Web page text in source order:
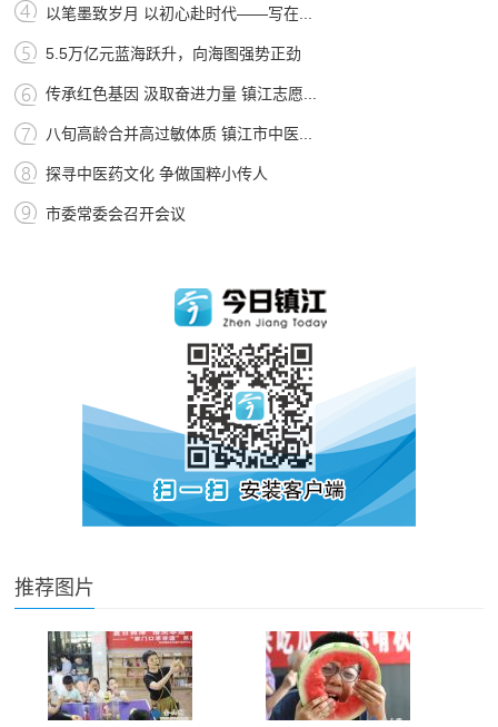
以笔墨致岁月 以初心赴时代——写在...
5.5万亿元蓝海跃升，向海图强势正劲
传承红色基因 汲取奋进力量 镇江志愿...
八旬高龄合并高过敏体质 镇江市中医...
探寻中医药文化 争做国粹小传人
市委常委会召开会议
推荐图片